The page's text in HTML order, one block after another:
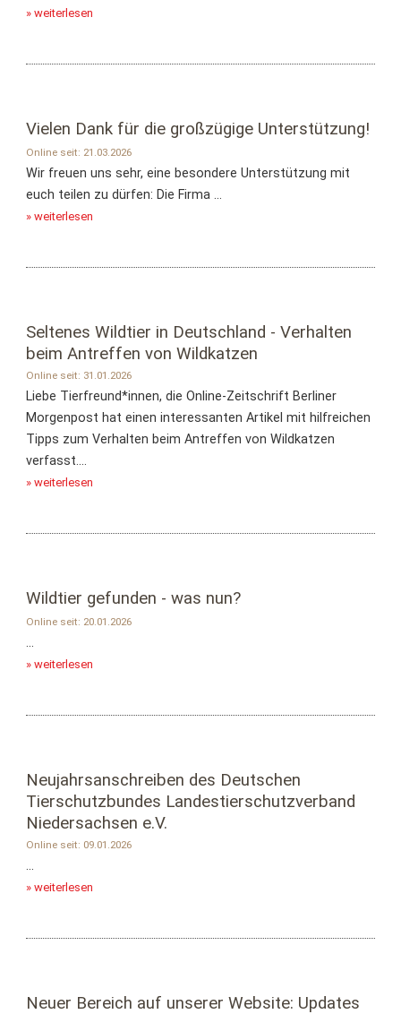
» weiterlesen
Vielen Dank für die großzügige Unterstützung!
Online seit: 21.03.2026
Wir freuen uns sehr, eine besondere Unterstützung mit
euch teilen zu dürfen: Die Firma ...
» weiterlesen
Seltenes Wildtier in Deutschland - Verhalten
beim Antreffen von Wildkatzen
Online seit: 31.01.2026
Liebe Tierfreund*innen, die Online-Zeitschrift Berliner
Morgenpost hat einen interessanten Artikel mit hilfreichen
Tipps zum Verhalten beim Antreffen von Wildkatzen
verfasst....
» weiterlesen
Wildtier gefunden - was nun?
Online seit: 20.01.2026
...
» weiterlesen
Neujahrsanschreiben des Deutschen
Tierschutzbundes Landestierschutzverband
Niedersachsen e.V.
Online seit: 09.01.2026
...
» weiterlesen
Neuer Bereich auf unserer Website: Updates